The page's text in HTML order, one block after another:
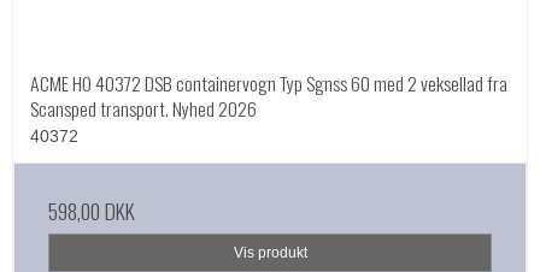
ACME HO 40372 DSB containervogn Typ Sgnss 60 med 2 veksellad fra
Scansped transport. Nyhed 2026
40372
598,00 DKK
Vis produkt